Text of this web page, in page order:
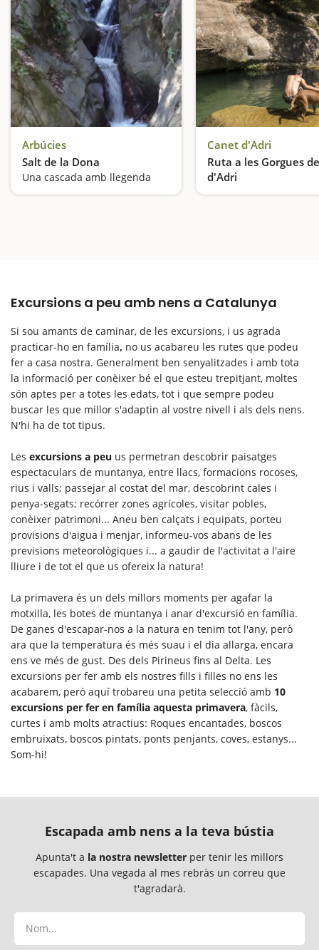
Arbúcies
Salt de la Dona
Una cascada amb llegenda
Canet d'Adri
Ruta a les Gorgues
d'Adri
Excursions a peu amb nens a Catalunya
Si sou amants de caminar, de les excursions, i us agrada
practicar-ho en família, no us acabareu les rutes que podeu
fer a casa nostra. Generalment ben senyalitzades i amb tota
la informació per conèixer bé el que esteu trepitjant, moltes
són aptes per a totes les edats, tot i que sempre podeu
buscar les que millor s'adaptin al vostre nivell i als dels nens.
N'hi ha de tot tipus.
Les excursions a peu us permetran descobrir paisatges
espectaculars de muntanya, entre llacs, formacions rocoses,
rius i valls; passejar al costat del mar, descobrint cales i
penya-segats; recórrer zones agrícoles, visitar pobles,
conèixer patrimoni... Aneu ben calçats i equipats, porteu
provisions d'aigua i menjar, informeu-vos abans de les
previsions meteorològiques i... a gaudir de l'activitat a l'aire
lliure i de tot el que us ofereix la natura!
La primavera és un dels millors moments per agafar la
motxilla, les botes de muntanya i anar d'excursió en família.
De ganes d'escapar-nos a la natura en tenim tot l'any, però
ara que la temperatura és més suau i el dia allarga, encara
ens ve més de gust. Des dels Pirineus fins al Delta. Les
excursions per fer amb els nostres fills i filles no ens les
acabarem, però aquí trobareu una petita selecció amb 10
excursions per fer en família aquesta primavera, fàcils,
curtes i amb molts atractius: Roques encantades, boscos
embruixats, boscos pintats, ponts penjants, coves, estanys...
Som-hi!
Escapada amb nens a la teva bústia
Apunta't a la nostra newsletter per tenir les millors
escapades. Una vegada al mes rebràs un correu que
t'agradarà.